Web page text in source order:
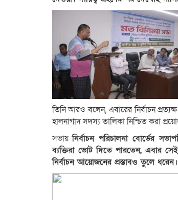
তিনি আরও বলেন, এবারের নির্বাচন
হালনাগাদ সদস্য তালিকা নিশ্চিত করা
সভায়নির্বাচন পরিচালনা বোর্ডের
ব্যক্তিরা ভোট দিতে পারতেন, এবার
নির্বাচন আয়োজনের প্রস্তাবও তুলে ধরেন।